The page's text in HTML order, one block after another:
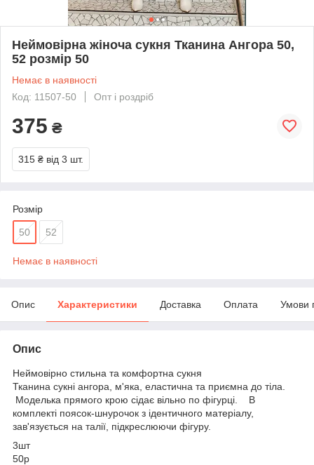
Неймовірна жіноча сукня Тканина Ангора 50,
52 розмір 50
Немає в наявності
Код: 11507-50
Опт і роздріб
375 ₴
315 ₴ від 3 шт.
Розмір
50 52
Немає в наявності
Опис Характеристики Доставка Оплата Умови
Опис
Неймовірно стильна та комфортна сукня
Тканина сукні ангора, м'яка, еластична та приємна до тіла.
Моделька прямого крою сідає вільно по фігурці. В
комплекті поясок-шнурочок з ідентичного матеріалу,
зав'язується на талії, підкреслюючи фігуру.
3шт
50р